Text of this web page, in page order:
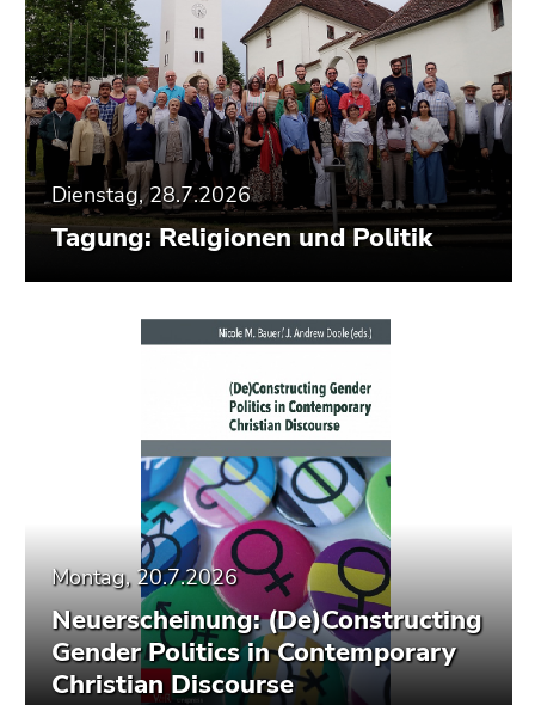
Dienstag, 28.7.2026
Tagung: Religionen und Politik
Montag, 20.7.2026
Neuerscheinung: (De)Constructing
Gender Politics in Contemporary
Christian Discourse